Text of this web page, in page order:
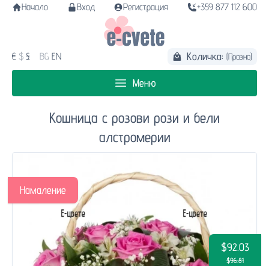
Начало Вход Регистрация +359 877 112 600
€ $ £ BG EN Количка: (Празна)
Меню
Кошница с розови рози и бели
алстромерии
$92.03
$96.81
Намаление